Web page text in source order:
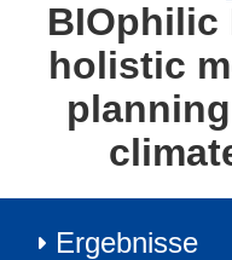
BIOphilic
holistic
Ergebnisse